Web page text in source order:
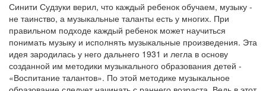
Синити Судзуки верил, что каждый ребенок обучаем, музыку -
не таинство, а музыкальные таланты есть у многих. При
правильном подходе каждый ребенок может научиться
понимать музыку и исполнять музыкальные произведения. Эта
идея зародилась у него дальнего 1931 и легла в основу
созданной им методики музыкального образования детей -
«Воспитание талантов». По этой методике музыкальное